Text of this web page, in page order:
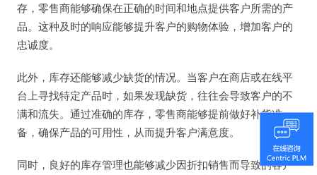
存，零售商能够确保在正确的时间和地点提供客户所需的产
品。这种及时的响应能够提升客户的购物体验，增加客户的
忠诚度。
此外，库存还能够减少缺货的情况。当客户在商店或在线平
台上寻找特定产品时，如果发现缺货，往往会导致客户的不
满和流失。通过准确的库存，零售商能够提前做好补货准
备，确保产品的可用性，从而提升客户满意度。
同时，良好的库存管理也能够减少因折扣销售而导致的客户